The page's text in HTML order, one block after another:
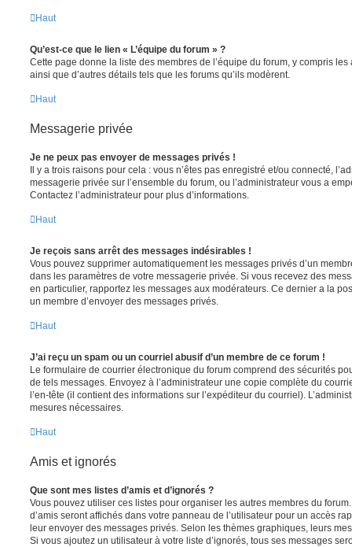
Haut
Qu’est-ce que le lien « L’équipe du forum » ?
Cette page donne la liste des membres de l’équipe du forum, y compris
ainsi que d’autres détails tels que les forums qu’ils modèrent.
Haut
Messagerie privée
Je ne peux pas envoyer de messages privés !
Il y a trois raisons pour cela : vous n’êtes pas enregistré et/ou connecté,
messagerie privée sur l’ensemble du forum, ou l’administrateur vous a
Contactez l’administrateur pour plus d’informations.
Haut
Je reçois sans arrêt des messages indésirables !
Vous pouvez supprimer automatiquement les messages privés d’un
dans les paramètres de votre messagerie privée. Si vous recevez des
en particulier, rapportez les messages aux modérateurs. Ce dernier a la
un membre d’envoyer des messages privés.
Haut
J’ai reçu un spam ou un courriel abusif d’un membre de ce forum !
Le formulaire de courrier électronique du forum comprend des sécurités
de tels messages. Envoyez à l’administrateur une copie complète du
l’en-tête (il contient des informations sur l’expéditeur du courriel).
mesures nécessaires.
Haut
Amis et ignorés
Que sont mes listes d’amis et d’ignorés ?
Vous pouvez utiliser ces listes pour organiser les autres membres du
d’amis seront affichés dans votre panneau de l’utilisateur pour un accès
leur envoyer des messages privés. Selon les thèmes graphiques, leurs
Si vous ajoutez un utilisateur à votre liste d’ignorés, tous ses messages